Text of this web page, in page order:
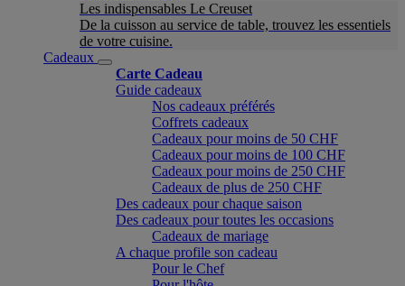
Les indispensables Le Creuset
De la cuisson au service de table, trouvez les essentiels
de votre cuisine.
Cadeaux
Carte Cadeau
Guide cadeaux
Nos cadeaux préférés
Coffrets cadeaux
Cadeaux pour moins de 50 CHF
Cadeaux pour moins de 100 CHF
Cadeaux pour moins de 250 CHF
Cadeaux de plus de 250 CHF
Des cadeaux pour chaque saison
Des cadeaux pour toutes les occasions
Cadeaux de mariage
A chaque profile son cadeau
Pour le Chef